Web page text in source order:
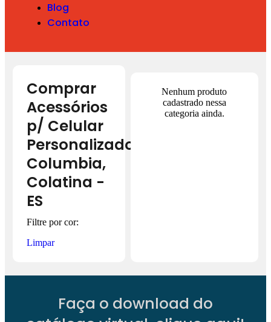
Blog
Contato
Comprar
Acessórios
p/ Celular
Personalizado
Columbia,
Colatina -
ES
Filtre por cor:
Limpar
Nenhum produto
cadastrado nessa
categoria ainda.
Faça o download do